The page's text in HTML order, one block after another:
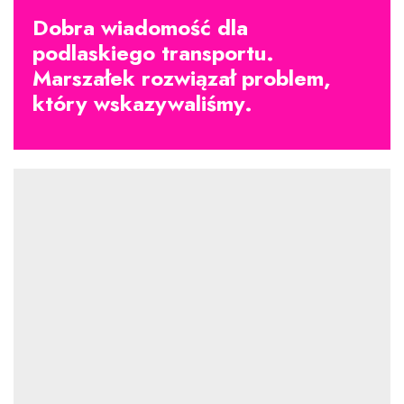
Dobra wiadomość dla
podlaskiego transportu.
Marszałek rozwiązał problem,
który wskazywaliśmy.